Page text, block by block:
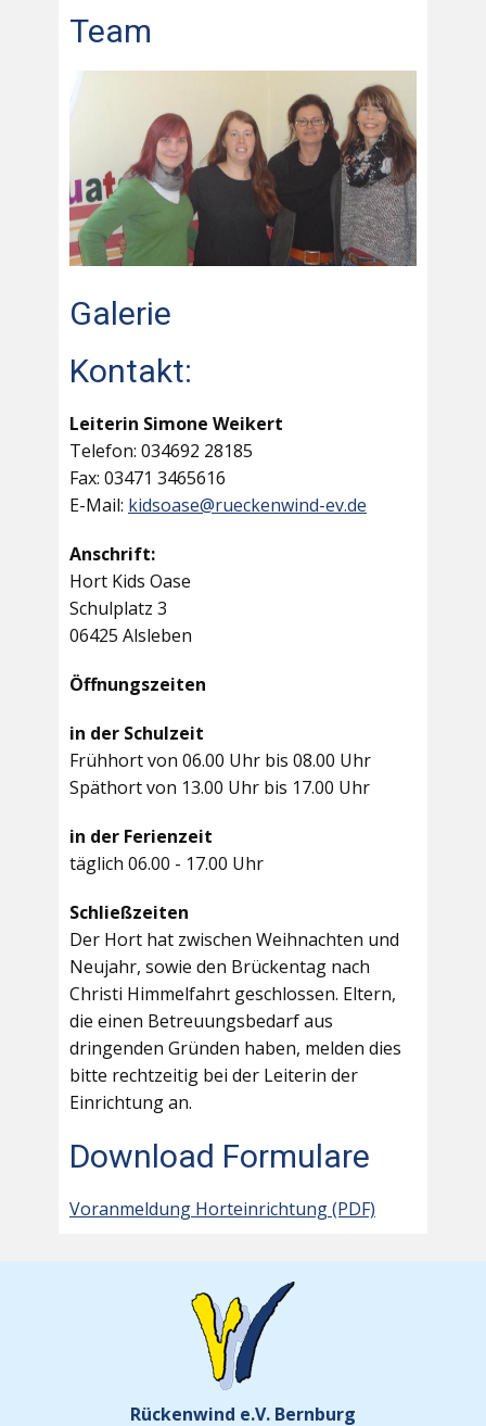
Team
Galerie
Kontakt:
Leiterin Simone Weikert
Telefon: 034692 28185
Fax: 03471 3465616
E-Mail: kidsoase@rueckenwind-ev.de
Anschrift:
Hort Kids Oase
Schulplatz 3
06425 Alsleben
Öffnungszeiten
in der Schulzeit
Frühhort von 06.00 Uhr bis 08.00 Uhr
Späthort von 13.00 Uhr bis 17.00 Uhr
in der Ferienzeit
täglich 06.00 - 17.00 Uhr
Schließzeiten
Der Hort hat zwischen Weihnachten und
Neujahr, sowie den Brückentag nach
Christi Himmelfahrt geschlossen. Eltern,
die einen Betreuungsbedarf aus
dringenden Gründen haben, melden dies
bitte rechtzeitig bei der Leiterin der
Einrichtung an.
Download Formulare
Voranmeldung Horteinrichtung (PDF)
Rückenwind e.V. Bernburg